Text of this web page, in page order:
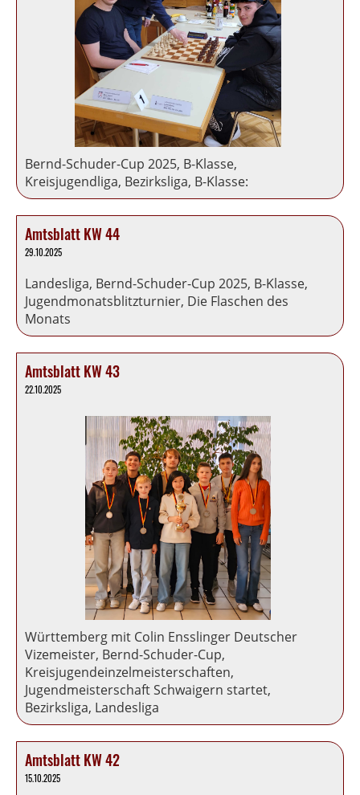
Bernd-Schuder-Cup 2025, B-Klasse,
Kreisjugendliga, Bezirksliga, B-Klasse:
Amtsblatt KW 44
29.10.2025
Landesliga, Bernd-Schuder-Cup 2025, B-Klasse,
Jugendmonatsblitzturnier, Die Flaschen des
Monats
Amtsblatt KW 43
22.10.2025
Württemberg mit Colin Ensslinger Deutscher
Vizemeister, Bernd-Schuder-Cup,
Kreisjugendeinzelmeisterschaften,
Jugendmeisterschaft Schwaigern startet,
Bezirksliga, Landesliga
Amtsblatt KW 42
15.10.2025